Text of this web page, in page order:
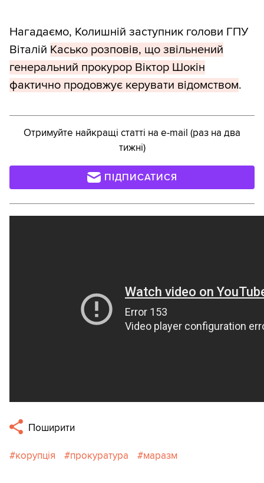
Нагадаємо, Колишній заступник голови ГПУ
Віталій Касько розповів, що звільнений
генеральний прокурор Віктор Шокін
фактично продовжує керувати відомством.
Отримуйте найкращі статті на e-mail (раз на два
тижні)
ПІДПИСАТИСЯ
Поширити
корупція прокуратура маразм